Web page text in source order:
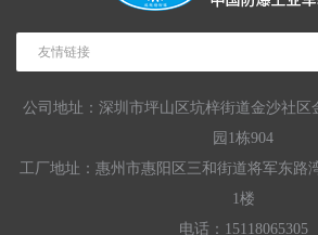
友情链接
公司地址：深圳市坪山区坑梓街道金沙社区
园1栋904
工厂地址：惠州市惠阳区三和街道将军东路
1楼
电话：15118065305